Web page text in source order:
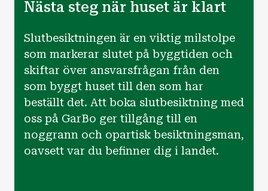
Nästa steg när huset är klart
Slutbesiktningen är en viktig milstolpe
som markerar slutet på byggtiden och
skiftar över ansvarsfrågan från den
som byggt huset till den som har
beställt det. Att boka slutbesiktning med
oss på GarBo ger tillgång till en
noggrann och opartisk besiktningsman,
oavsett var du befinner dig i landet.